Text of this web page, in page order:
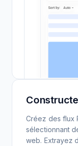
Créez des flux
sélectionnant
web. Extrayez